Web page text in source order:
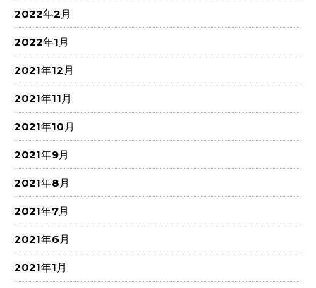
2022年2月
2022年1月
2021年12月
2021年11月
2021年10月
2021年9月
2021年8月
2021年7月
2021年6月
2021年1月